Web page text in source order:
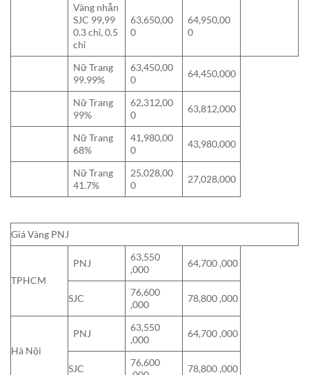
Vàng nhẫn
SJC 99,99
0.3 chỉ, 0.5
chỉ
63,650,00
0
64,950,00
0
Nữ Trang
99.99%
63,450,00
0
64,450,000
Nữ Trang
99%
62,312,00
0
63,812,000
Nữ Trang
68%
41,980,00
0
43,980,000
Nữ Trang
41.7%
25,028,00
0
27,028,000
Giá Vàng PNJ
TPHCM
PNJ
63,550
,000
64,700 ,000
SJC
76,600
,000
78,800 ,000
Hà Nội
PNJ
63,550
,000
64,700 ,000
SJC
76,600
78,800 ,000